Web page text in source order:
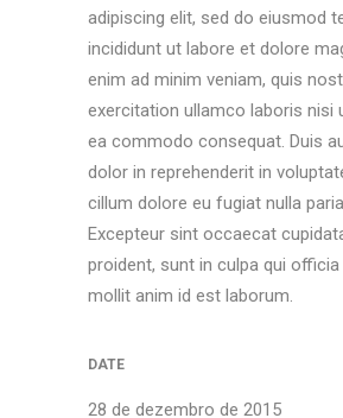
adipiscing elit, sed do eiusmod
incididunt ut labore et dolore
enim ad minim veniam, quis
exercitation ullamco laboris nisi
ea commodo consequat. Duis
dolor in reprehenderit in
cillum dolore eu fugiat nulla
Excepteur sint occaecat
proident, sunt in culpa qui
mollit anim id est laborum.
DATE
28 de dezembro de 2015